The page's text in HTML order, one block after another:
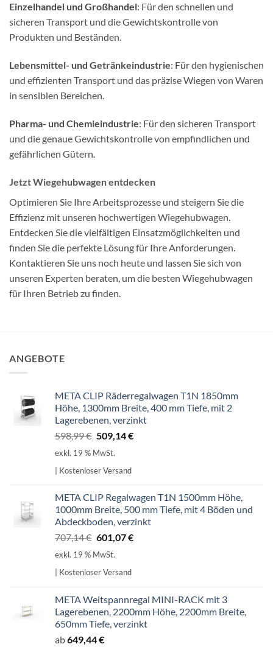
Einzelhandel und Großhandel: Für den schnellen und
sicheren Transport und die Gewichtskontrolle von
Produkten und Beständen.
Lebensmittel- und Getränkeindustrie: Für den hygienischen
und effizienten Transport und das präzise Wiegen von Waren
in sensiblen Bereichen.
Pharma- und Chemieindustrie: Für den sicheren Transport
und die genaue Gewichtskontrolle von empfindlichen und
gefährlichen Gütern.
Jetzt Wiegehubwagen entdecken
Optimieren Sie Ihre Arbeitsprozesse und steigern Sie die
Effizienz mit unseren hochwertigen Wiegehubwagen.
Entdecken Sie die vielfältigen Einsatzmöglichkeiten und
finden Sie die perfekte Lösung für Ihre Anforderungen.
Kontaktieren Sie uns noch heute und lassen Sie sich von
unseren Experten beraten, um die besten Wiegehubwagen
für Ihren Betrieb zu finden.
ANGEBOTE
META CLIP Räderregalwagen T1N 1850mm
Höhe, 1300mm Breite, 400 mm Tiefe, mit 2
Lagerebenen, verzinkt
598,99€ Ursprünglicher
Preis
598,99 €
509,14€Aktueller
exkl. 19 % MwSt.
| Kostenloser Versand
META CLIP Regalwagen T1N 1500mm Höhe,
1000mm Breite, 500 mm Tiefe, mit 4 Böden und
Abdeckboden, verzinkt
707,14€ Ursprünglicher
Preis
707,14 €
601,07€Aktueller
exkl. 19 % MwSt.
| Kostenloser Versand
META Weitspannregal MINI-RACK mit 3
Lagerebenen, 2200mm Höhe, 2200mm Breite,
650mm Tiefe, verzinkt
ab649,44€